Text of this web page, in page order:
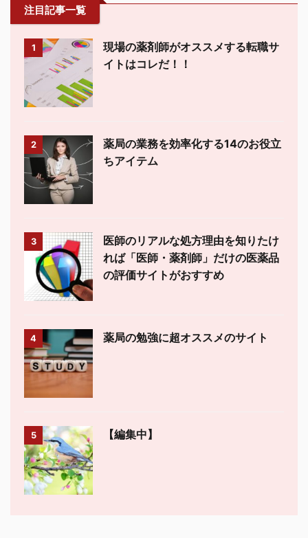
注目記事一覧
1
現場の薬剤師がオススメする転職サ
イトはコレだ！！
2
薬局の業務を効率化する14のお役立
ちアイテム
3
医師のリアルな処方理由を知りたけ
れば「医師・薬剤師」だけの医薬品
の評価サイトがおすすめ
4 薬局の勉強に超オススメのサイト
5 【編集中】